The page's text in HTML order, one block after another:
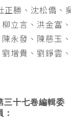
正勝、沈松僑、
立言、洪金富
永發、陳慈玉
增貴、劉錚雲
三十七卷編輯委
：